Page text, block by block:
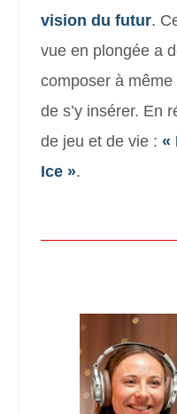
vision du futur.
vue en plongée a
composer à
de s’y insérer. En
de jeu et de vie : «
Ice ».